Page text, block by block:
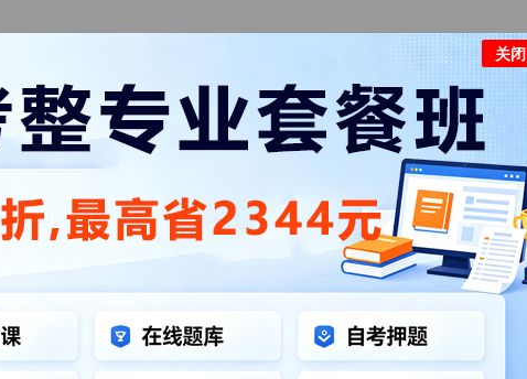
用说明》（附件2）的操作说明，考生自行安排线上学习。
点、考场信息，详见准考证）
网站首页，点击“学士学位准考证打印”，自行下载并打印准考
关闭